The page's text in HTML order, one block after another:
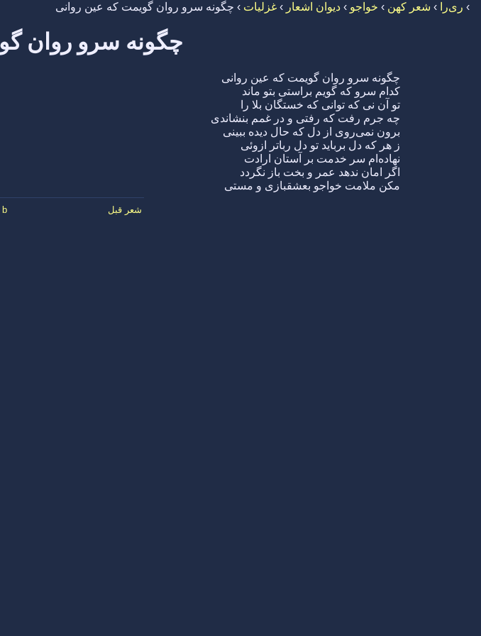
› ری‌را › شعر کهن › خواجو › دیوان اشعار › غزلیات › چگونه سرو روان گویمت که عین روانی
چگونه سرو روان
چگونه سرو روان گویمت که عین روانی
کدام سرو که گویم براستی بتو ماند
تو آن نی که توانی که خستگان بلا را
چه جرم رفت که رفتی و در غمم بنشاندی
برون نمی‌روی از دل که حال دیده ببینی
ز هر که دل برباید تو دل رباتر ازوئی
نهاده‌ام سر خدمت بر آستان ارادت
اگر امان ندهد عمر و بخت باز نگردد
مکن ملامت خواجو بعشقبازی و مستی
شعر قبل b